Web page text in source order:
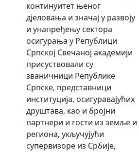
континуитет њеног
дјеловања и значај у развоју
и унапређењу сектора
осигурања у Републици
Српској Свечаној академији
присуствовали су
званичници Републике
Српске, представници
институција, осигуравајућих
друштава, као и бројни
партнери и гости из земље и
региона, укључујући
супервизоре из Србије,